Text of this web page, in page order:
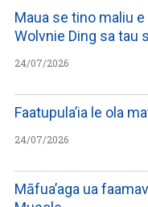
Maua se tino maliu e
Wolvnie Ding sa tau
24/07/2026
Faatupula’ia le ola
24/07/2026
Māfua’aga ua